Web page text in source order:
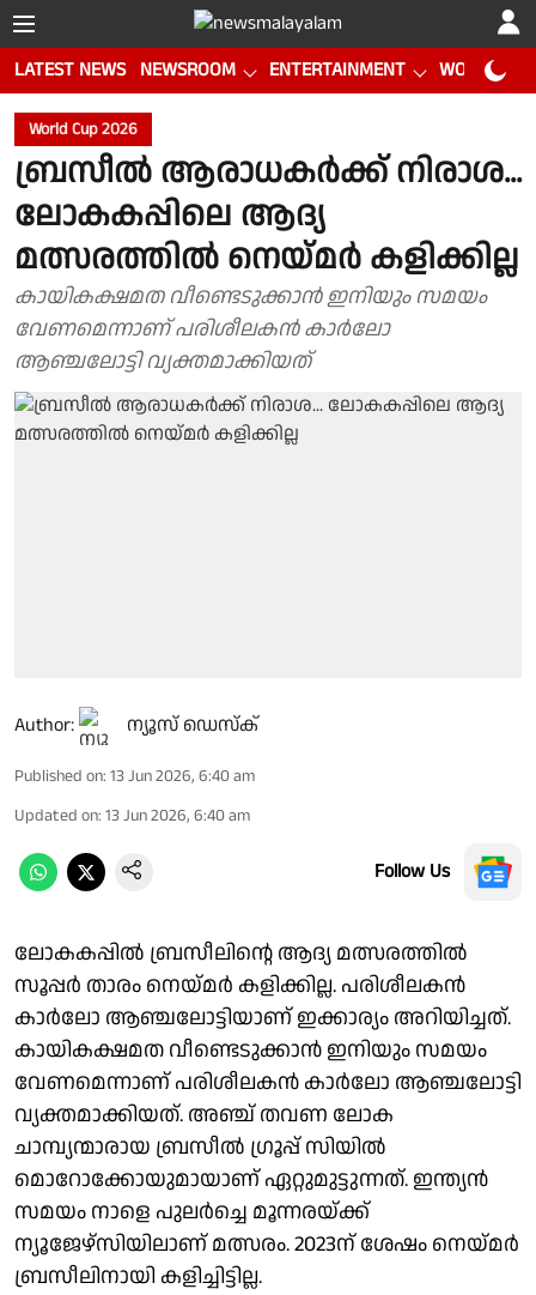
LATEST NEWS NEWSROOM ENTERTAINMENT WORLD CUP
World Cup 2026
ബ്രസീൽ ആരാധകർക്ക് നിരാശ...
ലോകകപ്പിലെ ആദ്യ
മത്സരത്തിൽ നെയ്മർ കളിക്കില്ല
കായികക്ഷമത വീണ്ടെടുക്കാൻ ഇനിയും സമയം
വേണമെന്നാണ് പരിശീലകൻ കാർലോ
ആഞ്ചലോട്ടി വ്യക്തമാക്കിയത്
Author: ന്യൂസ് ഡെസ്ക്
Published on: 13 Jun 2026, 6:40 am
Updated on: 13 Jun 2026, 6:40 am
Follow Us
ലോകകപ്പിൽ ബ്രസീലിൻ്റെ ആദ്യ മത്സരത്തിൽ
സൂപ്പർ താരം നെയ്മർ കളിക്കില്ല. പരിശീലകൻ
കാർലോ ആഞ്ചലോട്ടിയാണ് ഇക്കാര്യം അറിയിച്ചത്.
കായികക്ഷമത വീണ്ടെടുക്കാൻ ഇനിയും സമയം
വേണമെന്നാണ് പരിശീലകൻ കാർലോ ആഞ്ചലോട്ടി
വ്യക്തമാക്കിയത്. അഞ്ച് തവണ ലോക
ചാമ്പ്യന്മാരായ ബ്രസീൽ ഗ്രൂപ്പ് സിയിൽ
മൊറോക്കോയുമായാണ് ഏറ്റുമുട്ടുന്നത്. ഇന്ത്യൻ
സമയം നാളെ പുലർച്ചെ മൂന്നരയ്ക്ക്
ന്യൂജേഴ്സിയിലാണ് മത്സരം. 2023ന് ശേഷം നെയ്മർ
ബ്രസീലിനായി കളിച്ചിട്ടില്ല.